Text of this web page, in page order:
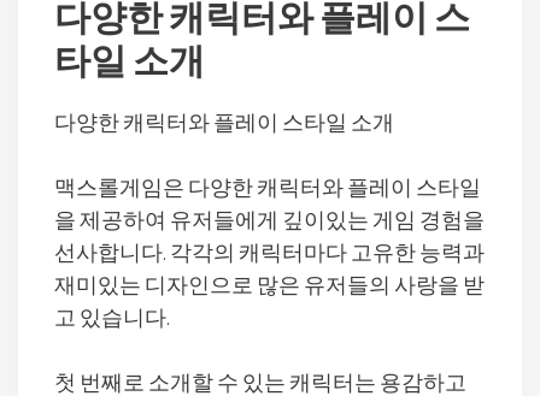
다양한 캐릭터와 플레이 스
타일 소개
다양한 캐릭터와 플레이 스타일 소개
맥스롤게임은 다양한 캐릭터와 플레이 스타일
을 제공하여 유저들에게 깊이있는 게임 경험을
선사합니다. 각각의 캐릭터마다 고유한 능력과
재미있는 디자인으로 많은 유저들의 사랑을 받
고 있습니다.
첫 번째로 소개할 수 있는 캐릭터는 용감하고